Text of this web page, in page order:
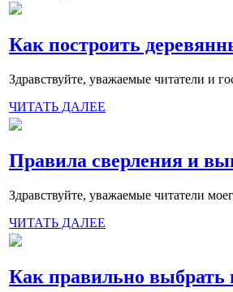
Как построить
Здравствуйте, уважаемые читатели и
ЧИТАТЬ ДАЛЕЕ
Правила сверления и
Здравствуйте, уважаемые читатели
ЧИТАТЬ ДАЛЕЕ
Как правильно выбрать